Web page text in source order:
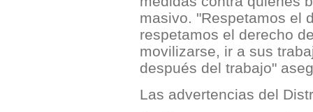
masivo. "Respetamos el
respetamos el derecho
movilizarse, ir a sus
después del trabajo"
Las advertencias del